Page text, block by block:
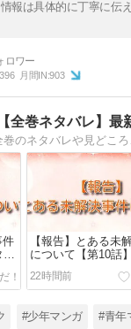
報は具体的に丁寧に伝
396 月間IN:903
全巻ネタバレ】最
件
バ
【報告】とある未
について【第10話
レ：炎に囲まれた
の脱出劇
22時間前
#少年マンガ #青年